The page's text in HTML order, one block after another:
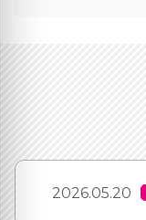
2026.05.20